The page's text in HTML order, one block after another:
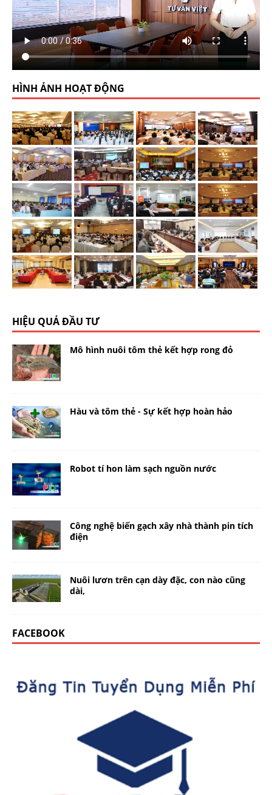
HÌNH ẢNH HOẠT ĐỘNG
HIỆU QUẢ ĐẦU TƯ
Mô hình nuôi tôm thẻ kết hợp rong đỏ
Hàu và tôm thẻ - Sự kết hợp hoàn hảo
Robot tí hon làm sạch nguồn nước
Công nghệ biến gạch xây nhà thành pin tích
điện
Nuôi lươn trên cạn dày đặc, con nào cũng
dài,
FACEBOOK